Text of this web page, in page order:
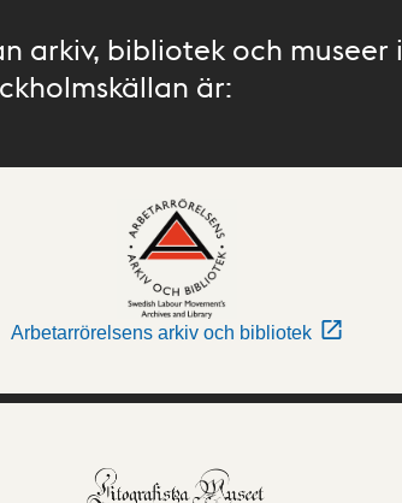
arkiv, bibliotek och museer i
är:
Arbetarrörelsens arkiv och bibliotek